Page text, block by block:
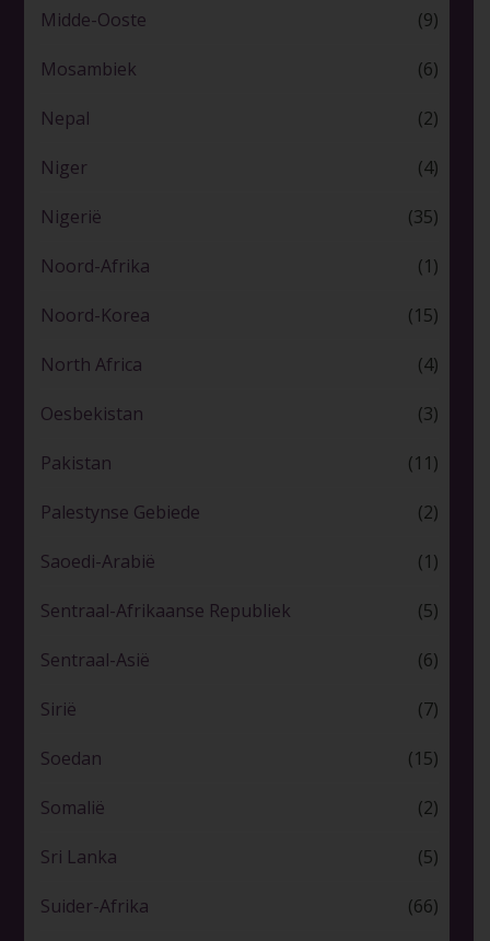
Midde-Ooste (9)
Mosambiek (6)
Nepal (2)
Niger (4)
Nigerië (35)
Noord-Afrika (1)
Noord-Korea (15)
North Africa (4)
Oesbekistan (3)
Pakistan (11)
Palestynse Gebiede (2)
Saoedi-Arabië (1)
Sentraal-Afrikaanse Republiek (5)
Sentraal-Asië (6)
Sirië (7)
Soedan (15)
Somalië (2)
Sri Lanka (5)
Suider-Afrika (66)